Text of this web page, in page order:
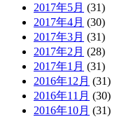
2017年5月 (31)
2017年4月 (30)
2017年3月 (31)
2017年2月 (28)
2017年1月 (31)
2016年12月 (31)
2016年11月 (30)
2016年10月 (31)